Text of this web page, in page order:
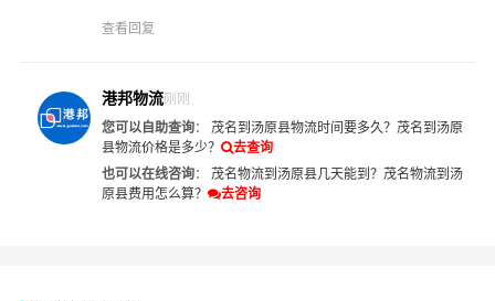
查看回复
港邦物流刚刚
您可以自助查询： 茂名到汤原县物流时间要多久？ 茂名到汤原
县物流价格是多少？
去查询
也可以在线咨询： 茂名物流到汤原县几天能到？ 茂名物流到汤
原县费用怎么算？
去咨询